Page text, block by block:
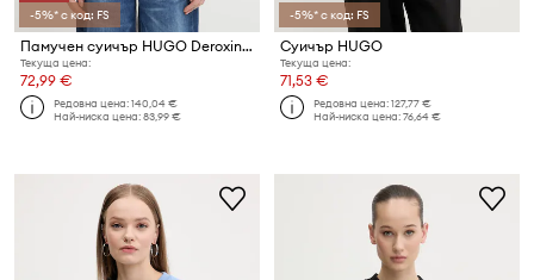
-5%* с код: FS
Памучен суичър HUGO Deroxina_6
Текуща цена:
72,99 €
Редовна цена:140,04 €
Най-ниска цена:83,99 €
-5%* с код: FS
Суичър HUGO
Текуща цена:
71,53 €
Редовна цена:127,77 €
Най-ниска цена:76,64 €